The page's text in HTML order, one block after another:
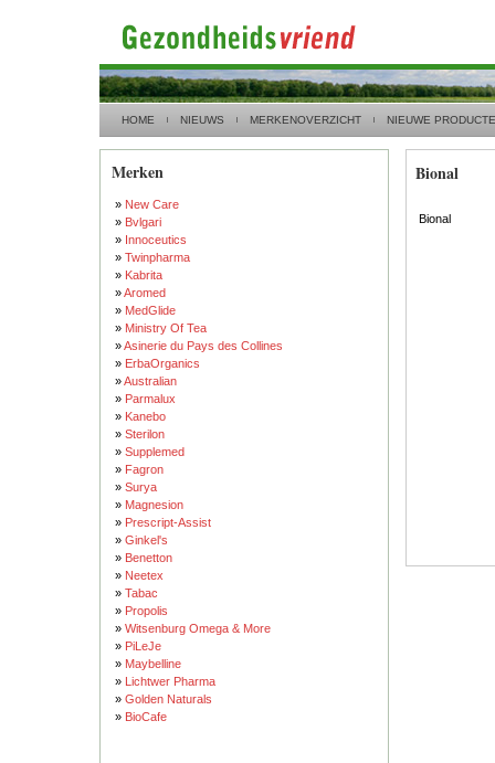
HOME NIEUWS MERKENOVERZICHT NIEUWE
Merken
» New Care
» Bvlgari
» Innoceutics
» Twinpharma
» Kabrita
»Aromed
» MedGlide
» Ministry Of Tea
»Asinerie du Pays des Collines
» ErbaOrganics
»Australian
» Parmalux
» Kanebo
» Sterilon
» Supplemed
» Fagron
» Surya
» Magnesion
» Prescript-Assist
» Ginkel's
» Benetton
» Neetex
» Tabac
» Propolis
» Witsenburg Omega & More
» PiLeJe
» Maybelline
» Lichtwer Pharma
» Golden Naturals
» BioCafe
Bional
Bional